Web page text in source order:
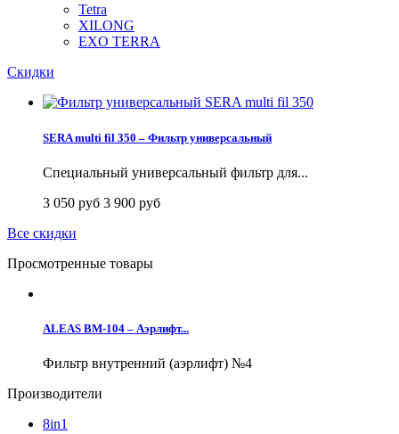
Tetra
XILONG
EXO TERRA
Скидки
SERA multi fil 350 – Фильтр универсальный
Специальный универсальный фильтр для...
3 050 руб 3 900 руб
Все скидки
Просмотренные товары
ALEAS BM-104 – Аэрлифт...
Фильтр внутренний (аэрлифт) №4
Производители
8in1